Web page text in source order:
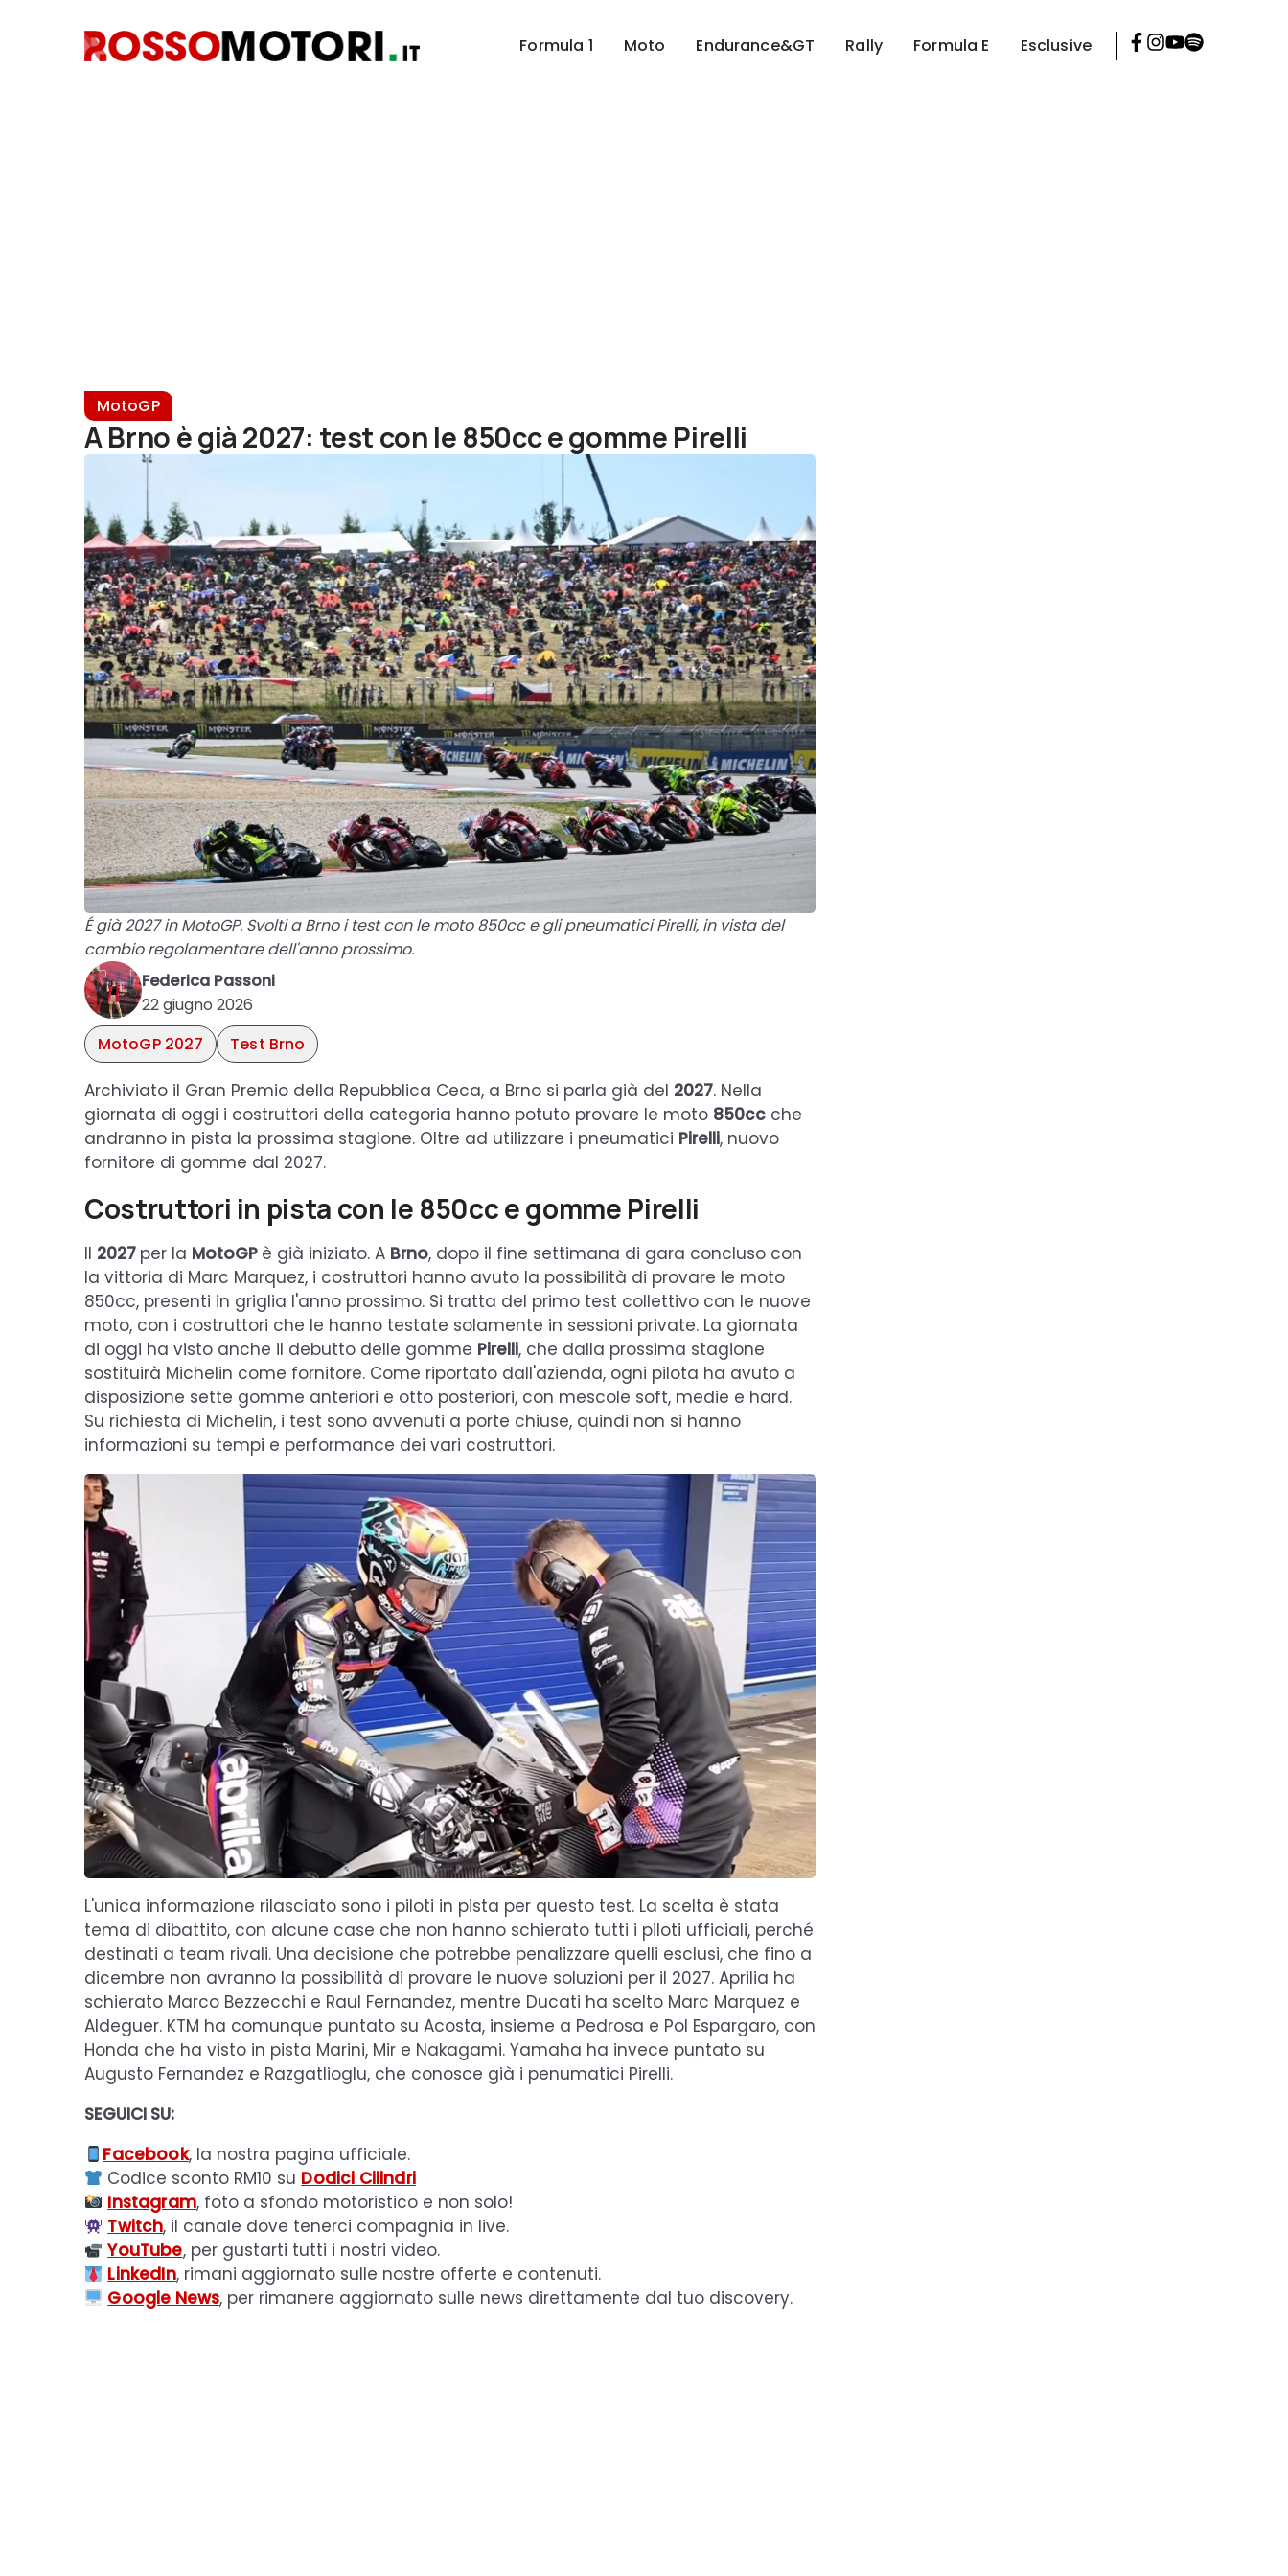
Formula 1 Moto Endurance&GT Rally Formula E Esclusive
MotoGP
A Brno è già 2027: test con le 850cc e gomme Pirelli
É già 2027 in MotoGP. Svolti a Brno i test con le moto 850cc e gli pneumatici Pirelli, in vista del
cambio regolamentare dell'anno prossimo.
Federica Passoni
22 giugno 2026
MotoGP 2027
Test Brno
Archiviato il Gran Premio della Repubblica Ceca, a Brno si parla già del 2027. Nella
giornata di oggi i costruttori della categoria hanno potuto provare le moto 850cc che
andranno in pista la prossima stagione. Oltre ad utilizzare i pneumatici Pirelli, nuovo
fornitore di gomme dal 2027.
Costruttori in pista con le 850cc e gomme Pirelli
Il 2027 per la MotoGP è già iniziato. A Brno, dopo il fine settimana di gara concluso con
la vittoria di Marc Marquez, i costruttori hanno avuto la possibilità di provare le moto
850cc, presenti in griglia l'anno prossimo. Si tratta del primo test collettivo con le nuove
moto, con i costruttori che le hanno testate solamente in sessioni private. La giornata
di oggi ha visto anche il debutto delle gomme Pirelli, che dalla prossima stagione
sostituirà Michelin come fornitore. Come riportato dall'azienda, ogni pilota ha avuto a
disposizione sette gomme anteriori e otto posteriori, con mescole soft, medie e hard.
Su richiesta di Michelin, i test sono avvenuti a porte chiuse, quindi non si hanno
informazioni su tempi e performance dei vari costruttori.
L'unica informazione rilasciato sono i piloti in pista per questo test. La scelta è stata
tema di dibattito, con alcune case che non hanno schierato tutti i piloti ufficiali, perché
destinati a team rivali. Una decisione che potrebbe penalizzare quelli esclusi, che fino a
dicembre non avranno la possibilità di provare le nuove soluzioni per il 2027. Aprilia ha
schierato Marco Bezzecchi e Raul Fernandez, mentre Ducati ha scelto Marc Marquez e
Aldeguer. KTM ha comunque puntato su Acosta, insieme a Pedrosa e Pol Espargaro, con
Honda che ha visto in pista Marini, Mir e Nakagami. Yamaha ha invece puntato su
Augusto Fernandez e Razgatlioglu, che conosce già i penumatici Pirelli.
SEGUICI SU:
Facebook, la nostra pagina ufficiale.
Codice sconto RM10 su Dodici Cilindri
Instagram, foto a sfondo motoristico e non solo!
Twitch, il canale dove tenerci compagnia in live.
YouTube, per gustarti tutti i nostri video.
LinkedIn, rimani aggiornato sulle nostre offerte e contenuti.
Google News, per rimanere aggiornato sulle news direttamente dal tuo discovery.